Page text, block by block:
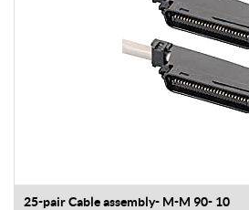
25-pair Cable assembly- M-M 90- 10